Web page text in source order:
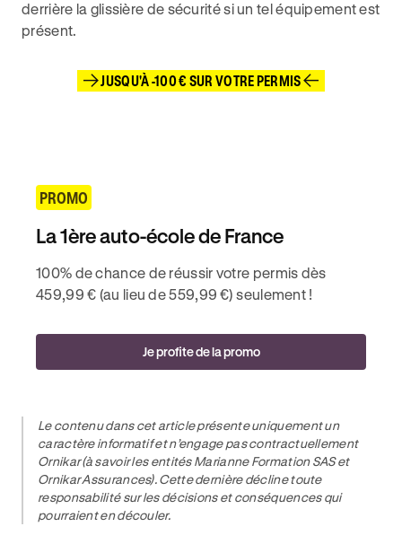
derrière la glissière de sécurité si un tel équipement est
présent.
JUSQU'À -100 € SUR VOTRE PERMIS
PROMO
La 1ère auto-école de France
100% de chance de réussir votre permis dès
459,99 € (au lieu de 559,99 €) seulement !
Je profite de la promo
Le contenu dans cet article présente uniquement un
caractère informatif et n’engage pas contractuellement
Ornikar (à savoir les entités Marianne Formation SAS et
Ornikar Assurances). Cette dernière décline toute
responsabilité sur les décisions et conséquences qui
pourraient en découler.